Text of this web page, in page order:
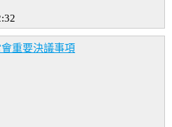
重要決議事項